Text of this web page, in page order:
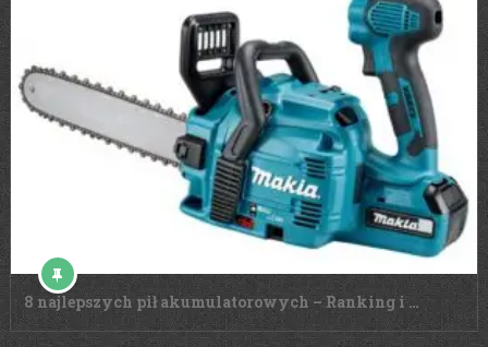
8 najlepszych pił akumulatorowych – Ranking i …